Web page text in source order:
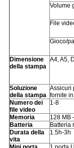
Volume
File
Gioco/
Dimensione
della stampa
A4, A5,
Soluzione
della stampa
Assicuri
fornite
Numero dei
file video
1-8
Memoria
128 MB
Batteria
Batteria
Durata della
vita
1.5h-3h